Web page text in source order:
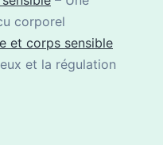
corporel
et corps sensible
et la régulation